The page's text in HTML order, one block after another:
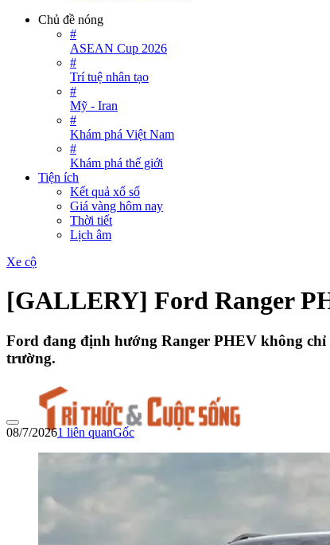
Chủ đề nóng
#
ASEAN Cup 2026
#
Trí tuệ nhân tạo
#
Mỹ - Iran
#
Khám phá Việt Nam
#
Khám phá thế giới
Tiện ích
Kết quả xổ số
Giá vàng hôm nay
Thời tiết
Lịch âm
Xe cộ
[GALLERY] Ford Ranger
Ford đang định hướng Ranger PHEV không chỉ
trường.
08/7/20261 liên quanGốc